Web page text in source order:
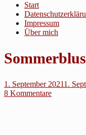
Tailormade by Andrea
Start
Impressum
Über mich
1. September 20211.
8 Kommentare